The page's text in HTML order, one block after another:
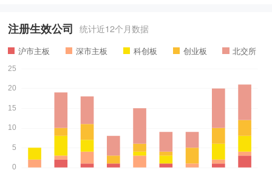
注册生效公司 统计近12个月数据
沪市主板 深市主板 科创板 创业板 北交所